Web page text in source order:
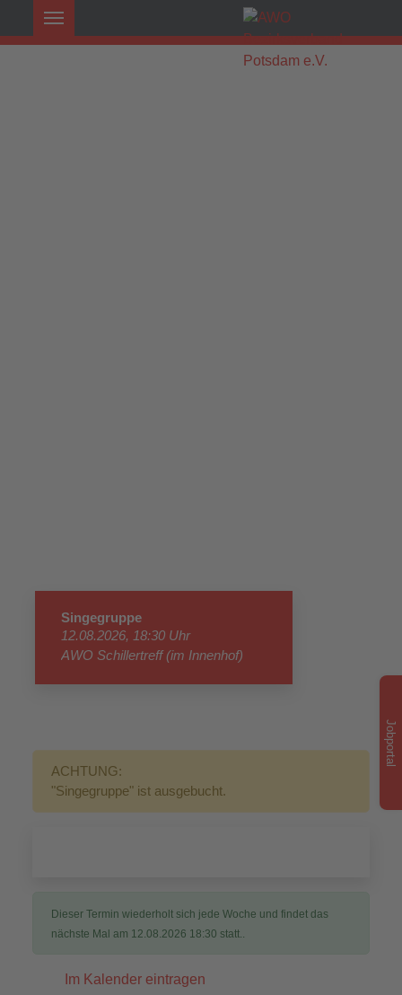
Singegruppe
12.08.2026, 18:30 Uhr
AWO Schillertreff (im Innenhof)
ACHTUNG:
"Singegruppe" ist ausgebucht.
Dieser Termin wiederholt sich jede Woche und findet das
nächste Mal am 12.08.2026 18:30 statt..
Im Kalender eintragen
Jobportal